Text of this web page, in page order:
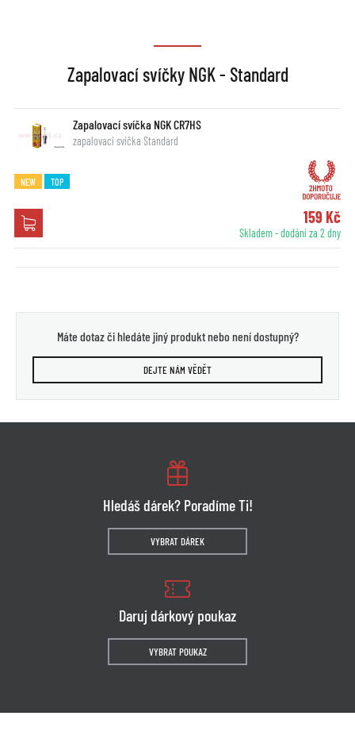
Zapalovací svíčky NGK - Standard
Zapalovací svíčka NGK CR7HS
zapalovací svíčka Standard
NEW TOP
159 Kč
Skladem - dodání za 2 dny
Máte dotaz či hledáte jiný produkt nebo není dostupný?
DEJTE NÁM VĚDĚT
Hledáš dárek? Poradíme Ti!
VYBRAT DÁREK
Daruj dárkový poukaz
VYBRAT POUKAZ